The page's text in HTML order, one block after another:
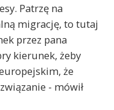
Patrzę na
migrację, to tutaj
przez pana
kierunek, żeby
że
- mówił